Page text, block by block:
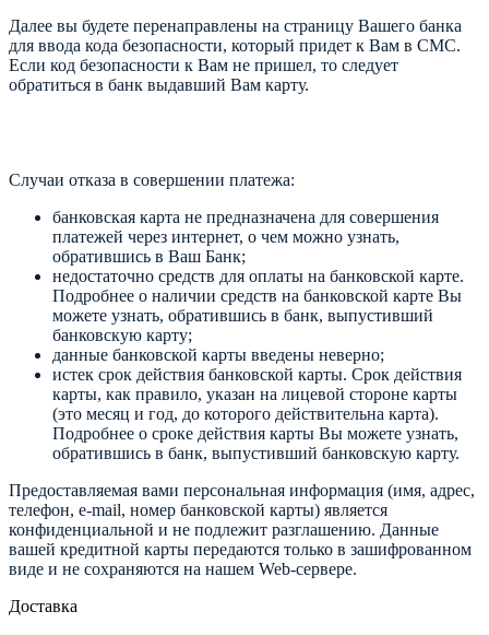
Далее вы будете перенаправлены на страницу Вашего банка
для ввода кода безопасности, который придет к Вам в СМС.
Если код безопасности к Вам не пришел, то следует
обратиться в банк выдавший Вам карту.
Случаи отказа в совершении платежа:
банковская карта не предназначена для совершения
платежей через интернет, о чем можно узнать,
обратившись в Ваш Банк;
недостаточно средств для оплаты на банковской карте.
Подробнее о наличии средств на банковской карте Вы
можете узнать, обратившись в банк, выпустивший
банковскую карту;
данные банковской карты введены неверно;
истек срок действия банковской карты. Срок действия
карты, как правило, указан на лицевой стороне карты
(это месяц и год, до которого действительна карта).
Подробнее о сроке действия карты Вы можете узнать,
обратившись в банк, выпустивший банковскую карту.
Предоставляемая вами персональная информация (имя, адрес,
телефон, e-mail, номер банковской карты) является
конфиденциальной и не подлежит разглашению. Данные
вашей кредитной карты передаются только в зашифрованном
виде и не сохраняются на нашем Web-сервере.
Доставка